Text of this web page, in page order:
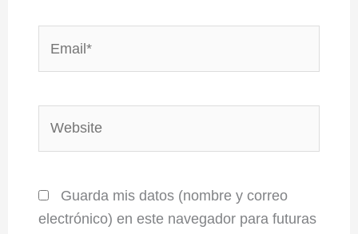
Guarda mis datos (nombre y correo
electrónico) en este navegador para futuras